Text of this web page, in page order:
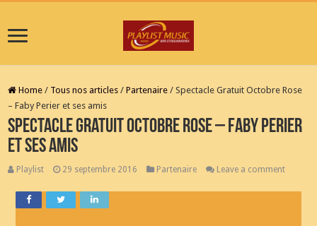
Home / Tous nos articles / Partenaire / Spectacle Gratuit Octobre Rose
– Faby Perier et ses amis
Spectacle Gratuit Octobre Rose – Faby Perier
et ses amis
Playlist 29 septembre 2016 Partenaire Leave a comment